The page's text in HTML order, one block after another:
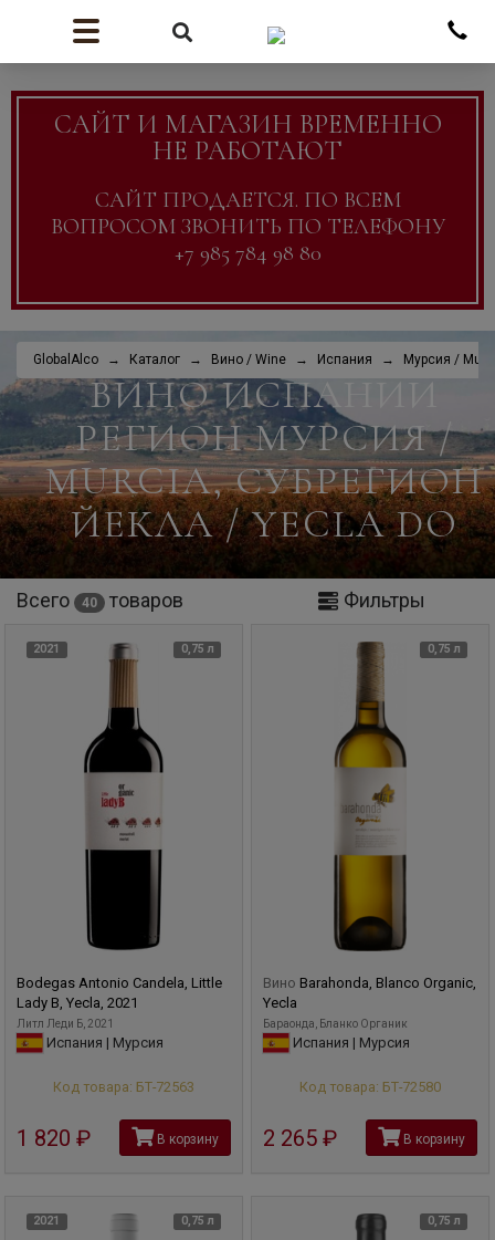
САЙТ И МАГАЗИН ВРЕМЕННО
НЕ РАБОТАЮТ
САЙТ ПРОДАЕТСЯ. ПО ВСЕМ
ВОПРОСОМ ЗВОНИТЬ ПО ТЕЛЕФОНУ
+7 985 784 98 80
GlobalAlco Каталог Вино / Wine Испания Мурсия /
ВИНО ИСПАНИИ
РЕГИОН МУРСИЯ /
MURCIA, СУБРЕГИОН
ЙЕКЛА / YECLA DO
Всего 40 товаров Фильтры
2021 0,75 л
Bodegas Antonio Candela, Little
Lady B, Yecla, 2021
Литл Леди Б, 2021
Испания | Мурсия
Код товара: БТ-72563
1 820 руб В корзину
0,75 л
Вино Barahonda, Blanco Organic,
Yecla
Бараонда, Бланко Органик
Испания | Мурсия
Код товара: БТ-72580
2 265 руб В корзину
2021 0,75 л 0,75 л